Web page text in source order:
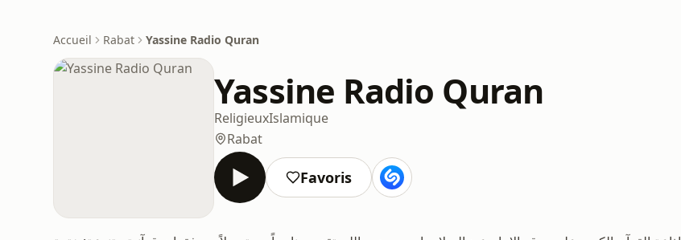
Accueil Rabat Yassine Radio Quran
Yassine Radio Quran
ReligieuxIslamique
Rabat
Favoris